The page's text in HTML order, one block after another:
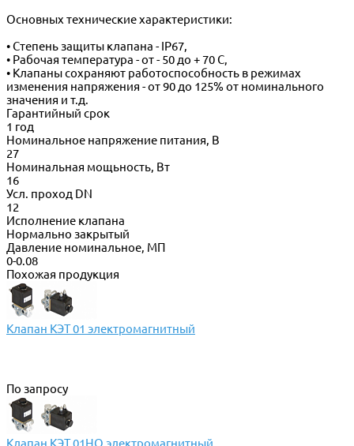
Основных технические характеристики:
• Степень защиты клапана - IP67,
• Рабочая температура - от - 50 до + 70 С,
• Клапаны сохраняют работоспособность в режимах
изменения напряжения - от 90 до 125% от номинального
значения и т.д.
Гарантийный срок
1 год
Номинальное напряжение питания, В
27
Номинальная мощьность, Вт
16
Усл. проход DN
12
Исполнение клапана
Нормально закрытый
Давление номинальное, МП
0-0.08
Похожая продукция
Клапан КЭТ 01 электромагнитный
По запросу
Клапан КЭТ 01НО электромагнитный